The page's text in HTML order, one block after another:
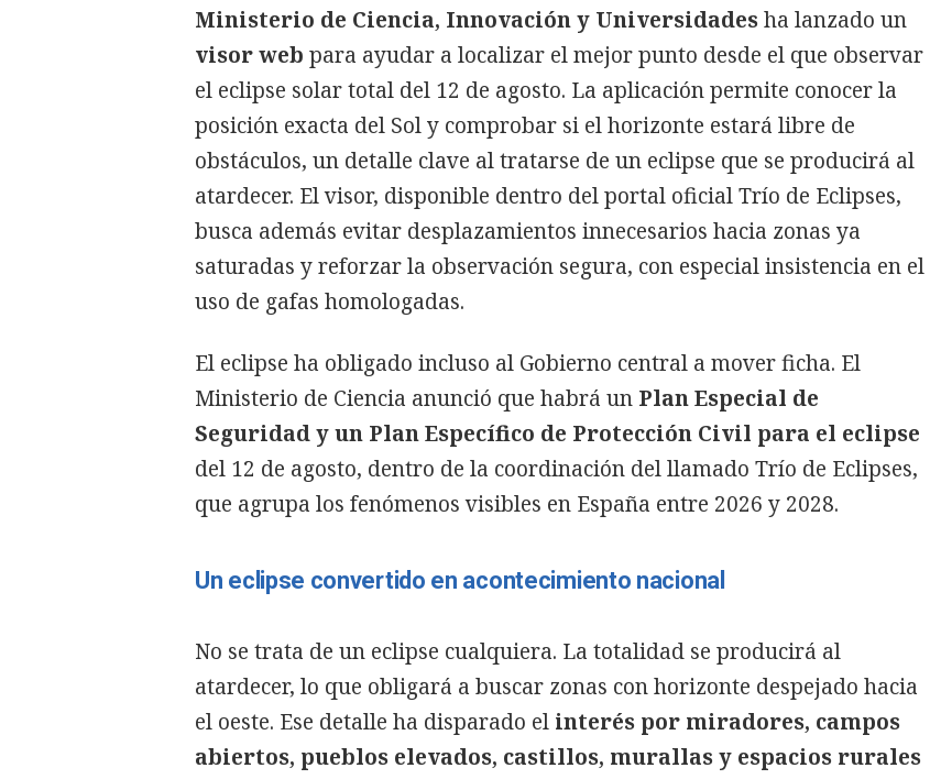
Ministerio de Ciencia, Innovación y Universidadesha lanzado un
visor web para ayudar a localizar el mejor punto desde el que observar
el eclipse solar total del 12 de agosto. La aplicación permite conocer la
posición exacta del Sol y comprobar si el horizonte estará libre de
obstáculos, un detalle clave al tratarse de un eclipse que se producirá al
atardecer. El visor, disponible dentro del portal oficial Trío de Eclipses,
busca además evitar desplazamientos innecesarios hacia zonas ya
saturadas y reforzar la observación segura, con especial insistencia en el
uso de gafas homologadas.
El eclipse ha obligado incluso al Gobierno central a mover ficha. El
Ministerio de Ciencia anunció que habrá un Plan Especial de
Seguridad y un Plan Específico de Protección Civil para el eclipse
del 12 de agosto, dentro de la coordinación del llamado Trío de Eclipses,
que agrupa los fenómenos visibles en España entre 2026 y 2028.
Un eclipse convertido en acontecimiento nacional
No se trata de un eclipse cualquiera. La totalidad se producirá al
atardecer, lo que obligará a buscar zonas con horizonte despejado hacia
el oeste. Ese detalle ha disparado el interés por miradores, campos
abiertos, pueblos elevados, castillos, murallas y espacios rurales